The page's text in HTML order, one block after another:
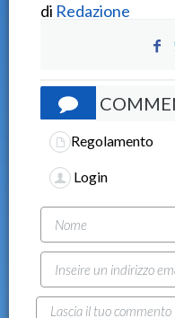
di Redazione
Regolamento
Login